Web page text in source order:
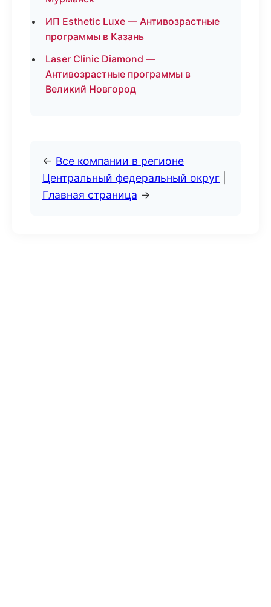
ИП Esthetic Luxe — Антивозрастные
программы в Казань
Laser Clinic Diamond —
Антивозрастные программы в
Великий Новгород
← Все компании в регионе
Центральный федеральный округ
Главная страница →